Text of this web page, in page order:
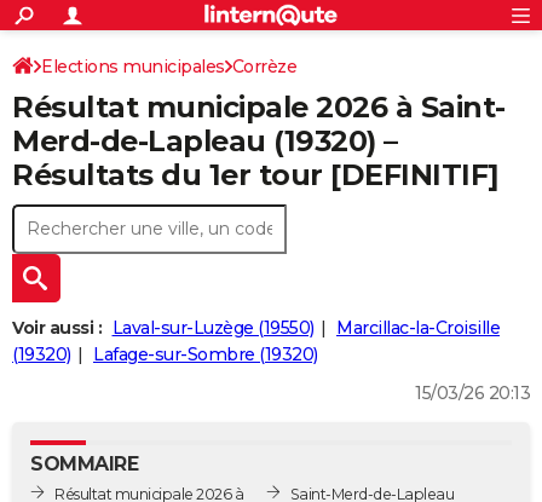
ACTUALITÉS
Politique
Société
Faits Divers
Education
Monde
Villes
+
SPORT
Coupe du monde 2026
Football
Tennis
Cyclisme
Rugby
Forum
CULTURE
Programme TV
TNT
Streaming
Cinéma
Sorties cinéma
Musique
+
FINANCE
Retraite
Impôts
Epargne
Immobilier
Risques naturels par ville
Banque
Assurance
CréditAUTO
Essais
Réserver un essai
Citadines
Berlines
SUV
Forum auto
+HIGH-TECH
Mobiles
Meilleur smartphone
Internet
Ordinateurs
Jeux vidéo
Guide high-tech
+
BRICOLAGE
Forum
Aménagement intérieur
Extérieur
Cuisine
Salle de bains
Jardinage
Rangement
+
Art de vivre
Bien-être
Loisirs
Mode
Modes de vie
SANTE
S'inscrire
Connexion
Elections municipales Corrèze
Résultat municipale 2026 à Saint-
Merd-de-Lapleau (19320) –
Résultats du 1er tour [DEFINITIF]
Voir aussi : Laval-sur-Luzège (19550)
Marcillac-la-Croisille
(19320)
Lafage-sur-Sombre (19320)
15/03/26 20:13
SOMMAIRE
Résultat municipale 2026 à
Saint-Merd-de-Lapleau